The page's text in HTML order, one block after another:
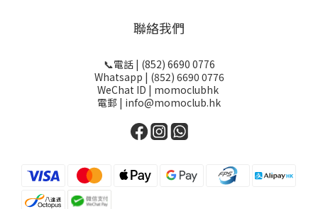
聯絡我們
📞電話 | (852) 6690 0776
Whatsapp | (852) 6690 0776
WeChat ID | momoclubhk
電郵 | info@momoclub.hk